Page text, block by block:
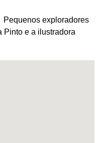
Pequenos exploradores
Pinto e a ilustradora